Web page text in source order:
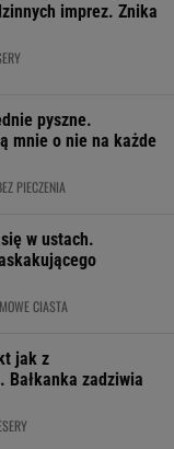
imprez. Znika
pyszne.
mnie o nie na każde
PIECZENIA
w ustach.
CIASTA
jak z
Bałkanka zadziwia